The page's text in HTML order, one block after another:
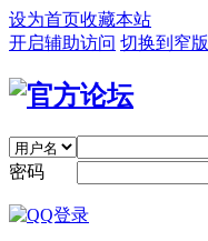
设为首页收藏本站
开启辅助访问 切换到窄版
密码